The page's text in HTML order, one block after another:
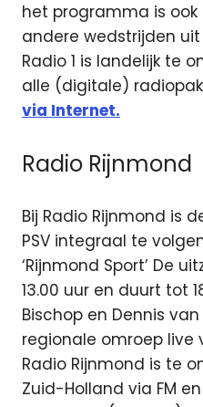
het programma is
andere wedstrijden uit
Radio 1 is landelijk te
alle (digitale)
via Internet.
Radio Rijnmond
Bij Radio Rijnmond is
PSV integraal te
‘Rijnmond Sport’ De
13.00 uur en duurt tot
Bischop en Dennis
regionale omroep live
Radio Rijnmond is te
Zuid-Holland via FM